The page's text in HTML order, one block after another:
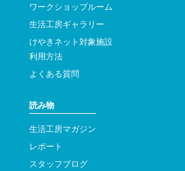
ワークショップルーム
生活工房ギャラリー
けやきネット対象施設
利用方法
よくある質問
読み物
生活工房マガジン
レポート
スタッフブログ